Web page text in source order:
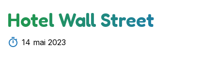
Hotel Wall Street
14 mai 2023